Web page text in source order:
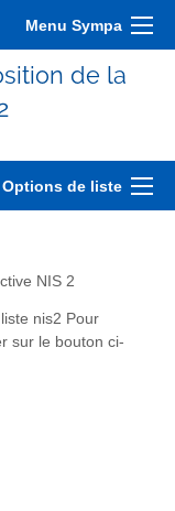
Menu Sympa
de la
Options de liste
NIS 2
nis2 Pour
sur le bouton ci-